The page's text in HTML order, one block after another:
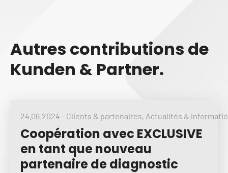
Autres contributions de
Kunden & Partner.
24.06.2024 - Clients & partenaires, Actualités &
Coopération avec EXCLUSIVE
en tant que nouveau
partenaire de diagnostic